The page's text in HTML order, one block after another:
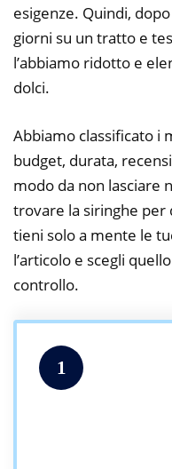
esigenze. Quindi,
giorni su un tratto e
l’abbiamo ridotto e
dolci.
Abbiamo classificato i
budget, durata,
modo da non lasciare
trovare la siringhe per
tieni solo a mente le
l’articolo e scegli
controllo.
1